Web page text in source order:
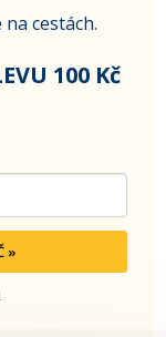
cestách.
100 Kč
»